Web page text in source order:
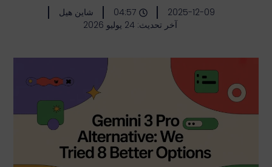
2025-12-09
04:57
شاين هيل
آخر تحديث: 24 يوليو 2026